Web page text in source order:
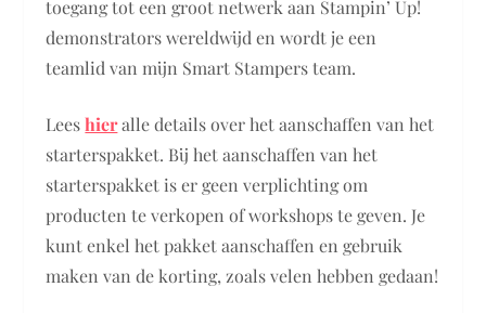
toegang tot een groot netwerk aan Stampin’ Up!
demonstrators wereldwijd en wordt je een
teamlid van mijn Smart Stampers team.
Leeshieralle details over het aanschaffen van het
starterspakket. Bij het aanschaffen van het
starterspakket is er geen verplichting om
producten te verkopen of workshops te geven. Je
kunt enkel het pakket aanschaffen en gebruik
maken van de korting, zoals velen hebben gedaan!